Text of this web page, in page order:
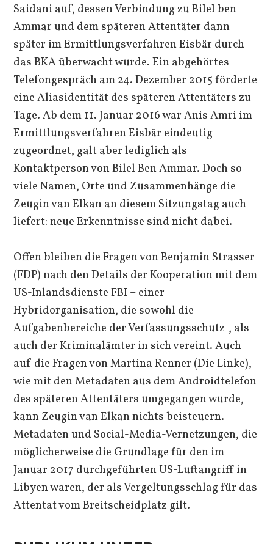
Saidani auf, dessen Verbindung zu Bilel ben
Ammar und dem späteren Attentäter dann
später im Ermittlungsverfahren Eisbär durch
das BKA überwacht wurde. Ein abgehörtes
Telefongespräch am 24. Dezember 2015 förderte
eine Aliasidentität des späteren Attentäters zu
Tage. Ab dem 11. Januar 2016 war Anis Amri im
Ermittlungsverfahren Eisbär eindeutig
zugeordnet, galt aber lediglich als
Kontaktperson von Bilel Ben Ammar. Doch so
viele Namen, Orte und Zusammenhänge die
Zeugin van Elkan an diesem Sitzungstag auch
liefert: neue Erkenntnisse sind nicht dabei.
Offen bleiben die Fragen von Benjamin Strasser
(FDP) nach den Details der Kooperation mit dem
US-Inlandsdienste FBI – einer
Hybridorganisation, die sowohl die
Aufgabenbereiche der Verfassungsschutz-, als
auch der Kriminalämter in sich vereint. Auch
auf die Fragen von Martina Renner (Die Linke),
wie mit den Metadaten aus dem Androidtelefon
des späteren Attentäters umgegangen wurde,
kann Zeugin van Elkan nichts beisteuern.
Metadaten und Social-Media-Vernetzungen, die
möglicherweise die Grundlage für den im
Januar 2017 durchgeführten US-Luftangriff in
Libyen waren, der als Vergeltungsschlag für das
Attentat vom Breitscheidplatz gilt.